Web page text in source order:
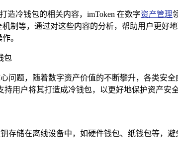
造冷钱包的相关内容，imToken 在数字资产管理
制等，通过对这些内容的分析，帮助用户更好
。
包
问题，随着数字资产价值的不断攀升，各类安
用户将其打造成冷钱包，以更好地保护资产
存储在离线设备中，如硬件钱包、纸钱包等，